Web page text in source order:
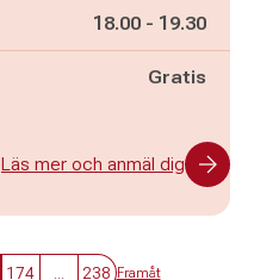
Pågår mellan
18.00 - och
19.30
Gratis
Läs mer och anmäl dig
174 238 Framåt